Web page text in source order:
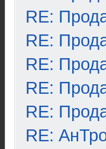
RE:
RE:
RE:
RE:
RE:
RE: